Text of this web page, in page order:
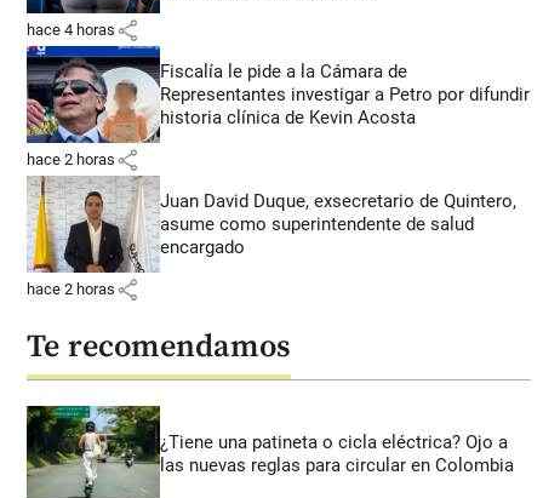
hace 4 horas share
Fiscalía le pide a la Cámara de
Representantes investigar a Petro por difundir
historia clínica de Kevin Acosta
hace 2 horas share
Juan David Duque, exsecretario de Quintero,
asume como superintendente de salud
encargado
hace 2 horas share
Te recomendamos
¿Tiene una patineta o cicla eléctrica? Ojo a
las nuevas reglas para circular en Colombia